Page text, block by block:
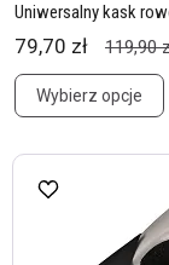
Uniwersalny kask
79,70 zł 119,90
Wybierz opcje